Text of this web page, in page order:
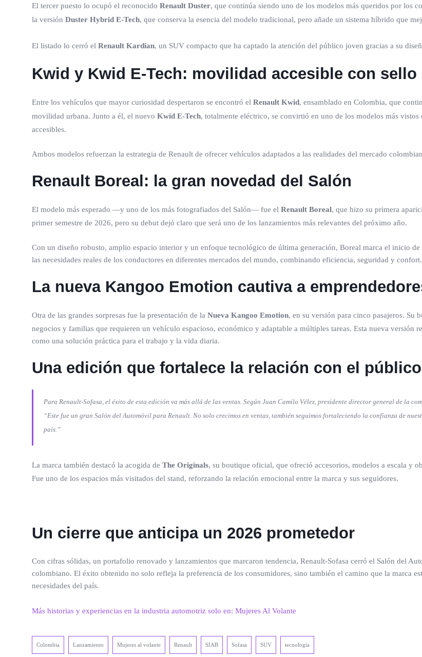
El tercer puesto lo ocupó el reconocido Renault Duster, que continúa siendo uno de los modelos más queridos por los
la versión Duster Hybrid E-Tech, que conserva la esencia del modelo tradicional, pero añade un sistema híbrido que
El listado lo cerró el Renault Kardian, un SUV compacto que ha captado la atención del público joven gracias a su
Kwid y Kwid E-Tech: movilidad accesible con
Entre los vehículos que mayor curiosidad despertaron se encontró el Renault Kwid, ensamblado en Colombia, que
movilidad urbana. Junto a él, el nuevo Kwid E-Tech, totalmente eléctrico, se convirtió en uno de los modelos más
accesibles.
Ambos modelos refuerzan la estrategia de Renault de ofrecer vehículos adaptados a las realidades del mercado
Renault Boreal: la gran novedad del Salón
El modelo más esperado —y uno de los más fotografiados del Salón— fue el Renault Boreal, que hizo su primera
primer semestre de 2026, pero su debut dejó claro que será uno de los lanzamientos más relevantes del próximo año.
Con un diseño robusto, amplio espacio interior y un enfoque tecnológico de última generación, Boreal marca el inicio
las necesidades reales de los conductores en diferentes mercados del mundo, combinando eficiencia, seguridad y confort.
La nueva Kangoo Emotion cautiva a
Otra de las grandes sorpresas fue la presentación de la Nueva Kangoo Emotion, en su versión para cinco pasajeros. Su
negocios y familias que requieren un vehículo espacioso, económico y adaptable a múltiples tareas. Esta nueva versión
como una solución práctica para el trabajo y la vida diaria.
Una edición que fortalece la relación con el
Para Renault-Sofasa, el éxito de esta edición va más allá de las ventas. Según Juan Camilo Vélez, presidente director general de la
“Este fue un gran Salón del Automóvil para Renault. No solo crecimos en ventas, también seguimos fortaleciendo la confianza de
país.”
La marca también destacó la acogida de The Originals, su boutique oficial, que ofreció accesorios, modelos a escala y
Fue uno de los espacios más visitados del stand, reforzando la relación emocional entre la marca y sus seguidores.
Un cierre que anticipa un 2026 prometedor
Con cifras sólidas, un portafolio renovado y lanzamientos que marcaron tendencia, Renault-Sofasa cerró el Salón del
colombiano. El éxito obtenido no solo refleja la preferencia de los consumidores, sino también el camino que la marca
necesidades del país.
Más historias y experiencias en la industria automotriz solo en: Mujeres Al Volante
Colombia Lanzamiento Mujeres al volante Renault SIAB Sofasa SUV tecnología